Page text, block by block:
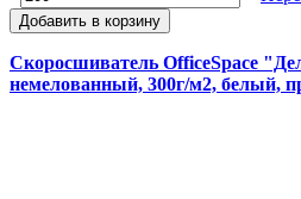
Добавить в корзину
Скоросшиватель OfficeSpace
немелованный, 300г/м2, белый,